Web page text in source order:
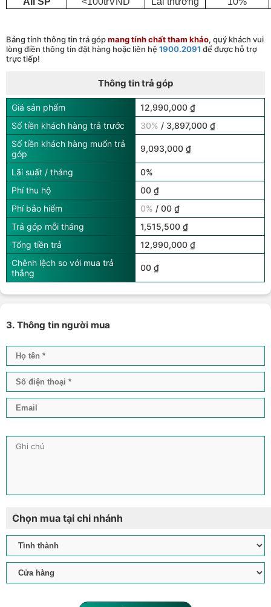
Bảng tính thông tin trả gópmang tính chất tham khảo, quý khách vui
lòng điền thông tin đặt hàng hoặc liên hệ 1900.2091 để được hỗ trợ
trực tiếp!
Thông tin trả góp
Giá sản phẩm
12,990,000 ₫
Số tiền khách hàng trả trước
30% / 3,897,000 ₫
Số tiền khách hàng muốn trả
góp
9,093,000 ₫
Lãi suất / tháng
0%
Phí thu hộ
00 ₫
Phí bảo hiểm
0% / 00 ₫
Trả góp mỗi tháng
1,515,500 ₫
Tổng tiền trả
12,990,000 ₫
Chênh lệch so với mua trả
thẳng
00 ₫
3. Thông tin người mua
Chọn mua tại chi nhánh